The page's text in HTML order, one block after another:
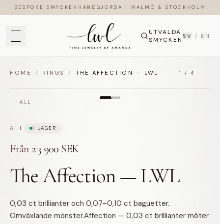
BESPOKE SMYCKEN HANDGJORDA I MALMÖ & STOCKHOLM
UTVALDA
SMYCKEN SV / EN
HOME / RINGS / THE AFFECTION — LWL
ALL
1 / 4
ALL I LAGER
Från 23 900 SEK
The Affection — LWL
0,03 ct brillianter och 0,07–0,10 ct baguetter.
Omväxlande mönster.Affection — 0,03 ct brillianter möter